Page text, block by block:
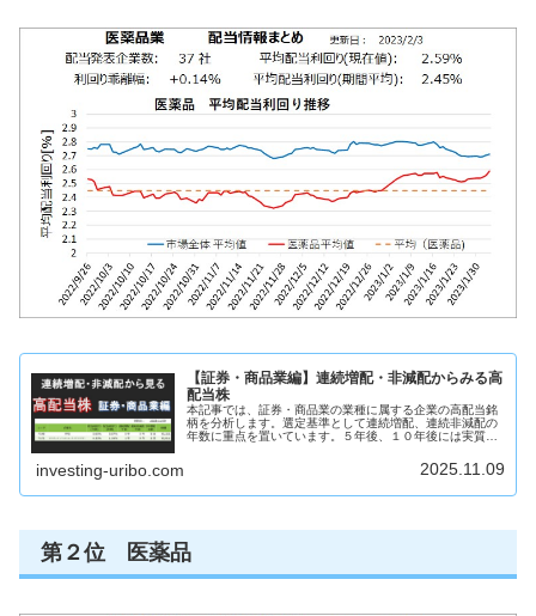
【証券・商品業編】連続増配・非減配からみる高
配当株
本記事では、証券・商品業の業種に属する企業の高配当銘
柄を分析します。選定基準として連続増配、連続非減配の
年数に重点を置いています。５年後、１０年後には実質利
investing-uribo.com 2025.11.09
第２位 医薬品